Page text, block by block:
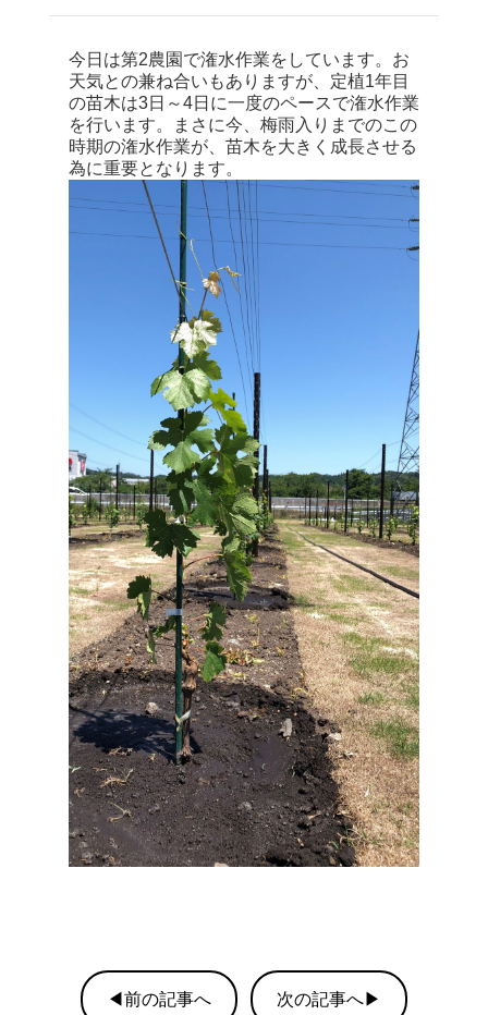
今日は第2農園で潅水作業をしています。お
天気との兼ね合いもありますが、定植1年目
の苗木は3日～4日に一度のペースで潅水作業
を行います。まさに今、梅雨入りまでのこの
時期の潅水作業が、苗木を大きく成長させる
為に重要となります。
◀前の記事へ 次の記事へ▶